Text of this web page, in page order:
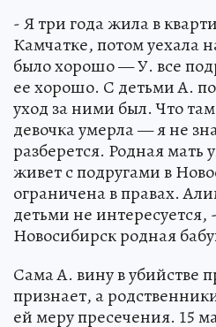
- Я три года жила в
Камчатке, потом уехала
было хорошо — У. все
ее хорошо. С детьми А.
уход за ними был. Что
девочка умерла — я не
разберется. Родная
живет с подругами в
ограничена в правах.
детьми не
Новосибирск родная
Сама А. вину в убийстве
признает, а
ей меру пресечения. 15